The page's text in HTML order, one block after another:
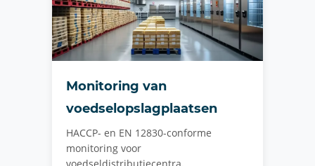
Monitoring van
voedselopslagplaatsen
HACCP- en EN 12830-conforme
monitoring voor